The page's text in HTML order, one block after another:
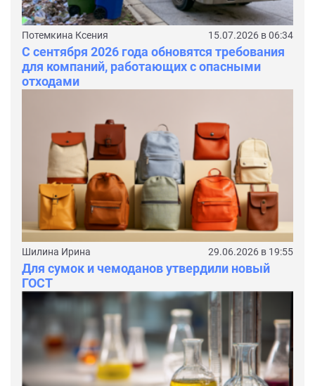
Потемкина Ксения 15.07.2026 в 06:34
С сентября 2026 года обновятся требования
для компаний, работающих с опасными
отходами
Шилина Ирина 29.06.2026 в 19:55
Для сумок и чемоданов утвердили новый
ГОСТ